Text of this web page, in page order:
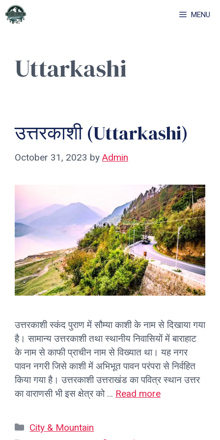
Skip
to
MENU
Uttarkashi
उत्तरकाशी (Uttarkashi)
October 31, 2023 by Admin
उत्तरकाशी स्कंद पुराण में सौम्या काशी के नाम से दिखाया गया
है। सामान्य उत्तरकाशी तथा स्थानीय निवासियों में बाराहाट
के नाम से काफी प्राचीन नाम से विख्यात था। यह नगर
पावन नगरी जिसे काशी में अभिभूत पावन परंपरा से निर्वहित
किया गया है। उत्तरकाशी उत्तराखंड का पवित्र स्थान उत्तर
का वाराणसी भी इस क्षेत्र को … Read more
Categories
City & Mountain